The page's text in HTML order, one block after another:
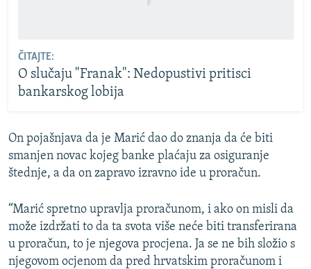
ČITAJTE:
O slučaju "Franak": Nedopustivi pritisci
bankarskog lobija
On pojašnjava da je Marić dao do znanja da će biti
smanjen novac kojeg banke plaćaju za osiguranje
štednje, a da on zapravo izravno ide u proračun.
“Marić spretno upravlja proračunom, i ako on misli da
može izdržati to da ta svota više neće biti transferirana
u proračun, to je njegova procjena. Ja se ne bih složio s
njegovom ocjenom da pred hrvatskim proračunom i